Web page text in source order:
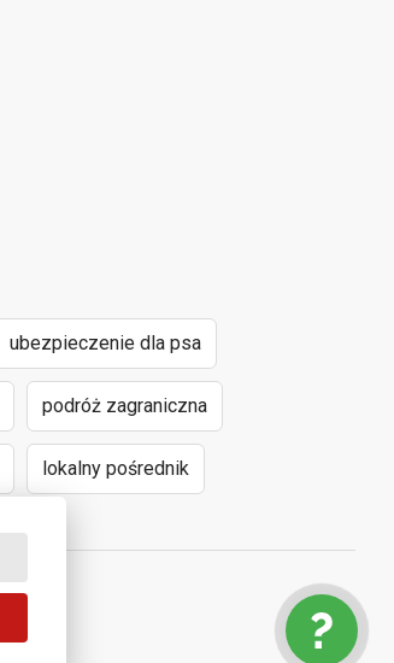
ubezpieczenie dla psa
podróż zagraniczna
lokalny pośrednik